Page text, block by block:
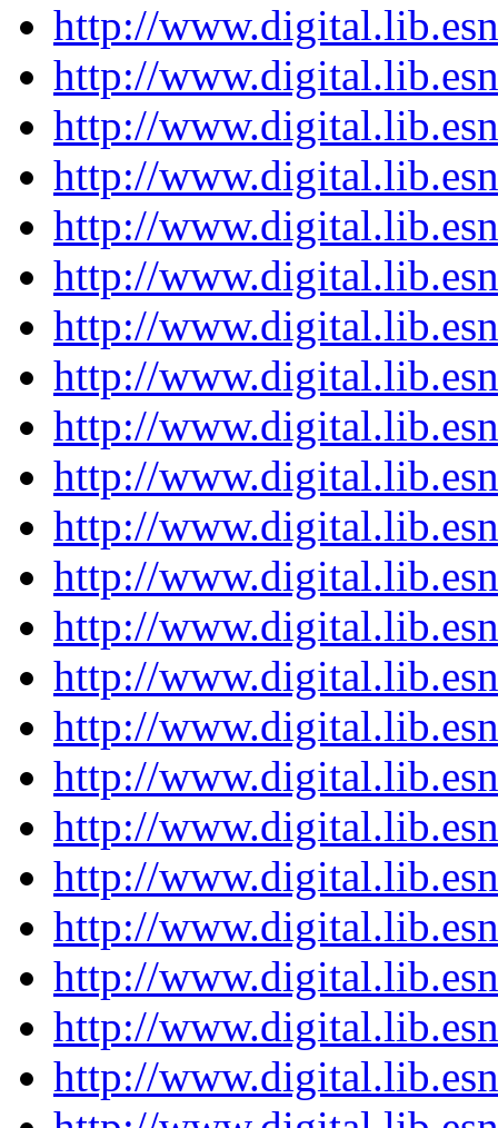
http://
http://
http://
http://
http://
http://
http://
http://
http://
http://
http://
http://
http://
http://
http://
http://
http://
http://
http://
http://
http://
http://